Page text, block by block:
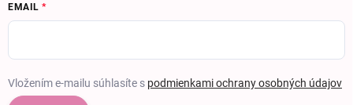
EMAIL
Vložením e-mailu súhlasíte s podmienkami ochrany osobných údajov